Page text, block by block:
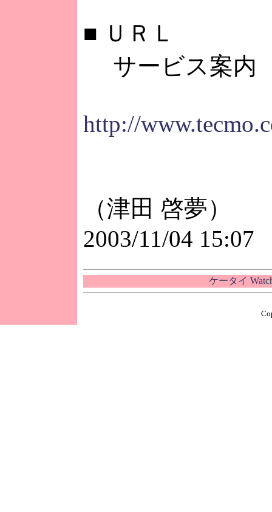
■ ＵＲＬ
サービス案内
http://
（津田 啓夢）
2003/11/04 15:07
ケータイ